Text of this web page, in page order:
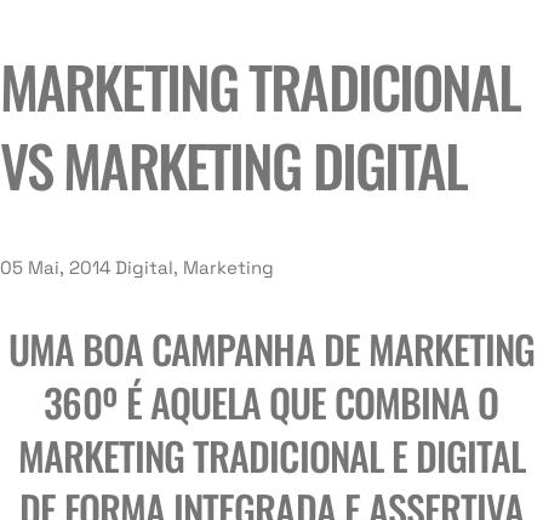
MARKETING TRADICIONAL
VS MARKETING DIGITAL
05 Mai, 2014 Digital, Marketing
UMA BOA CAMPANHA DE MARKETING
360º É AQUELA QUE COMBINA O
MARKETING TRADICIONAL E DIGITAL
DE FORMA INTEGRADA E ASSERTIVA